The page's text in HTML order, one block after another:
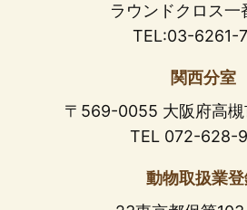
ラウンドクロス一
TEL:03-6261-
関西分室
〒569-0055 大阪府高
TEL 072-628-
動物取扱業